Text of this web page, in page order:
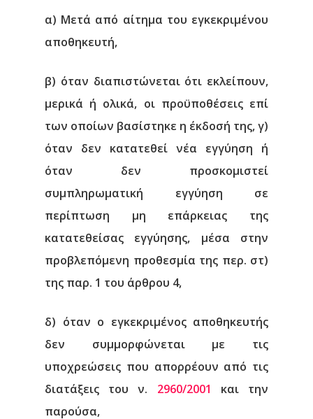
α) Μετά από αίτημα του εγκεκριμένου
αποθηκευτή,
β) όταν διαπιστώνεται ότι εκλείπουν,
μερικά ή ολικά, οι προϋποθέσεις επί
των οποίων βασίστηκε η έκδοσή της, γ)
όταν δεν κατατεθεί νέα εγγύηση ή
όταν δεν προσκομιστεί
συμπληρωματική εγγύηση σε
περίπτωση μη επάρκειας της
κατατεθείσας εγγύησης, μέσα στην
προβλεπόμενη προθεσμία της περ. στ)
της παρ. 1 του άρθρου 4,
δ) όταν ο εγκεκριμένος αποθηκευτής
δεν συμμορφώνεται με τις
υποχρεώσεις που απορρέουν από τις
διατάξεις του ν. 2960/2001
και την
παρούσα,